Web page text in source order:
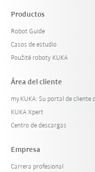
Productos
Robot Guide
Casos de estudio
Použité roboty KUKA
Área del cliente
my.KUKA: Su portal de cliente
KUKA Xpert
Centro de descargas
Empresa
Carrera profesional